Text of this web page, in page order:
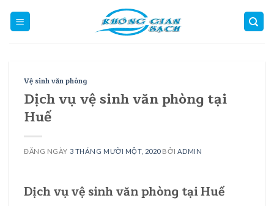
Vệ sinh văn phòng
Dịch vụ vệ sinh văn phòng tại
Huế
ĐĂNG NGÀY 3 THÁNG MƯỜI MỘT, 2020BỞI ADMIN
Dịch vụ vệ sinh văn phòng tại Huế